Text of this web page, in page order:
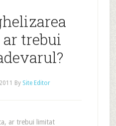
trebui
By Site Editor
ar trebui limitat